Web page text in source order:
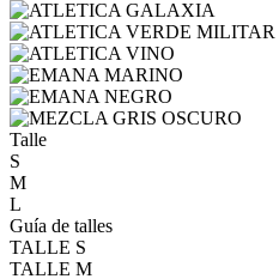
Talle
S
M
L
Guía de talles
TALLE S
TALLE M